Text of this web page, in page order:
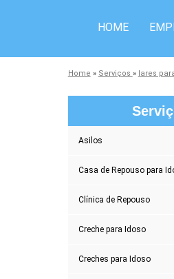
HOME
Home » Serviços » lares
Asilos
Casa de Repouso para
Clínica de Repouso
Creche para Idoso
Creches para Idoso